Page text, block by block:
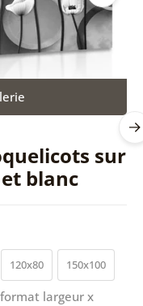
sur
blanc
120x80 150x100
largeur x